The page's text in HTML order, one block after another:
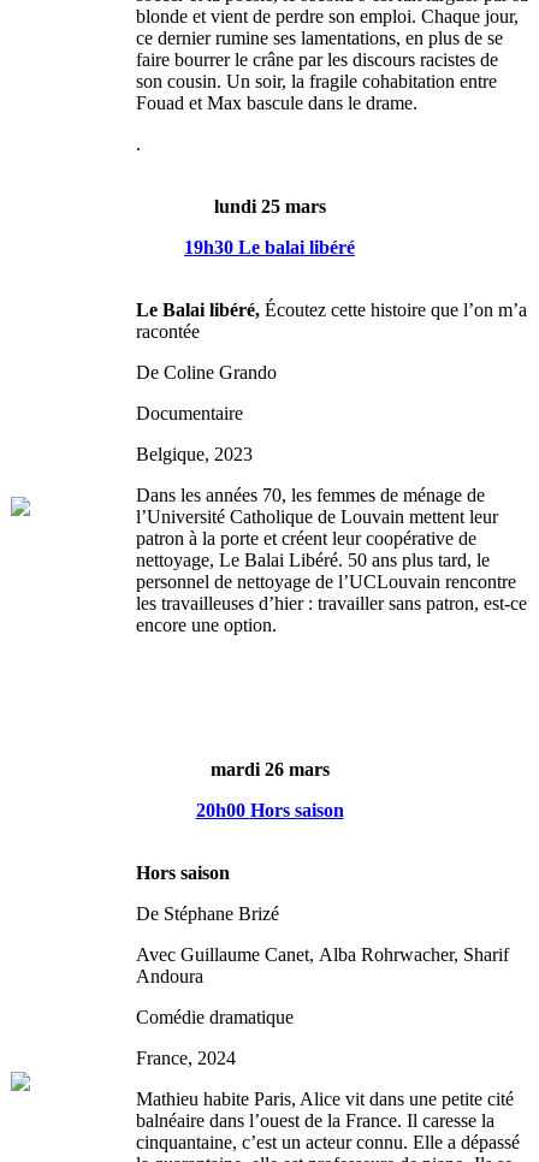
blonde et vient de perdre son emploi. Chaque jour,
ce dernier rumine ses lamentations, en plus de se
faire bourrer le crâne par les discours racistes de
son cousin. Un soir, la fragile cohabitation entre
Fouad et Max bascule dans le drame.
.
lundi 25 mars
19h30 Le balai libéré
Le Balai libéré, Écoutez cette histoire que l’on m’a
racontée
De Coline Grando
Documentaire
Belgique, 2023
Dans les années 70, les femmes de ménage de
l’Université Catholique de Louvain mettent leur
patron à la porte et créent leur coopérative de
nettoyage, Le Balai Libéré. 50 ans plus tard, le
personnel de nettoyage de l’UCLouvain rencontre
les travailleuses d’hier : travailler sans patron, est-ce
encore une option.
mardi 26 mars
20h00 Hors saison
Hors saison
De Stéphane Brizé
Avec Guillaume Canet, Alba Rohrwacher, Sharif
Andoura
Comédie dramatique
France, 2024
Mathieu habite Paris, Alice vit dans une petite cité
balnéaire dans l’ouest de la France. Il caresse la
cinquantaine, c’est un acteur connu. Elle a dépassé